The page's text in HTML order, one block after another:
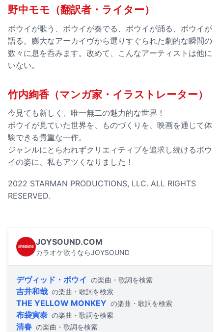
野中モモ（翻訳者・ライター）
ボウイが歌う、ボウイが奏でる、ボウイが踊る、ボウイが
語る。膨大なアーカイヴから選りすぐられた劇的な瞬間の
数々に息を呑みます。改めて、こんなアーティストは他に
いない。
竹内絢香（マンガ家・イラストレーター）
今見ても新しく、唯一無二の魅力的な世界！
ボウイが見ていた世界を、ものづくりを、映画を通じて体
験できる貴重な一作。
ジャンルにとらわれずクリエィティブを追求し続けるボウ
イの姿に、私もアツくなりました！
2022 STARMAN PRODUCTIONS, LLC. ALL RIGHTS
RESERVED.
JOYSOUND.COM
カラオケ歌うならJOYSOUND
デヴィッド・ボウイ の楽曲・歌詞を検索
吉井和哉 の楽曲・歌詞を検索
THE YELLOW MONKEY の楽曲・歌詞を検索
布袋寅泰 の楽曲・歌詞を検索
清春 の楽曲・歌詞を検索